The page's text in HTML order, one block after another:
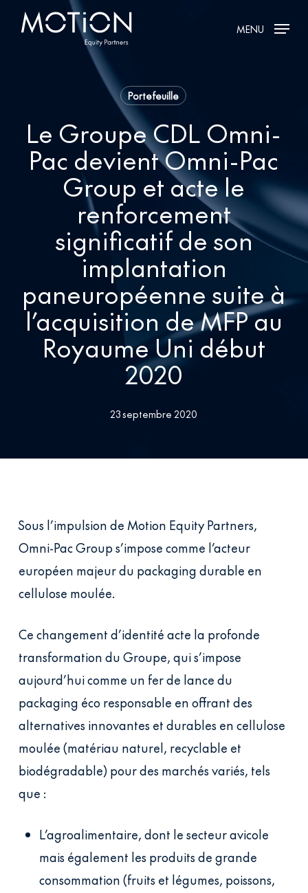
MENU
Portefeuille
Le Groupe CDL Omni-
Pac devient Omni-Pac
Group et acte le
renforcement
significatif de son
implantation
paneuropéenne suite à
l’acquisition de MFP au
Royaume Uni début
2020
23 septembre 2020
Sous l’impulsion de Motion Equity Partners,
Omni-Pac Group s’impose comme l’acteur
européen majeur du packaging durable en
cellulose moulée.
Ce changement d’identité acte la profonde
transformation du Groupe, qui s’impose
aujourd’hui comme un fer de lance du
packaging éco responsable en offrant des
alternatives innovantes et durables en cellulose
moulée (matériau naturel, recyclable et
biodégradable) pour des marchés variés, tels
que :
L’agroalimentaire, dont le secteur avicole
mais également les produits de grande
consommation (fruits et légumes, poissons,